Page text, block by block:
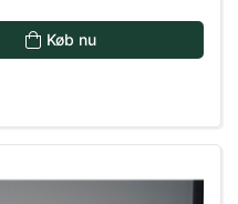
Køb nu